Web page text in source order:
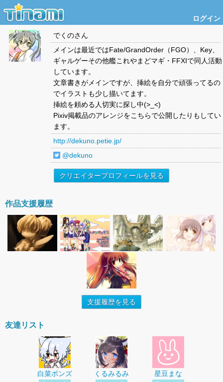
ログイン
でくのさん
メインは最近ではFate/GrandOrder（FGO）、Key、
ギャルゲーその他艦これやまどマギ・FFXIで同人活動
しています。
文章書きがメインですが、挿絵を自分で頑張ってるの
でイラストも少し描いてます。
挿絵を頼める人切実に探し中(>_<)
Pixiv掲載品のアレンジをこちらで公開したりもしてい
ます。
http://dekuno.petie.jp/
@dekuno
クリエイタープロフィールを見る
作品支援履歴
支援履歴を見る
友達リスト
白菜ポンズ くるみるみ 星豆まな